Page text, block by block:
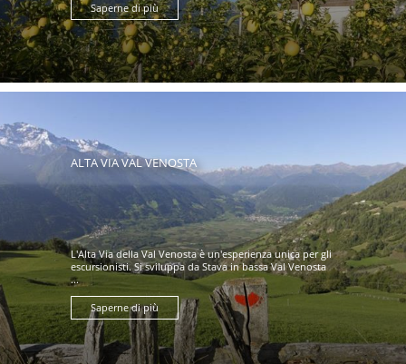
Saperne di più
ALTA VIA VAL VENOSTA
L'Alta Via della Val Venosta è un'esperienza unica per gli
escursionisti. Si sviluppa da Stava in bassa Val Venosta
...
Saperne di più